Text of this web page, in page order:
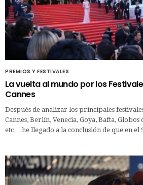
PREMIOS Y FESTIVALES
La vuelta al mundo por los
Cannes
Después de analizar los principales
Cannes, Berlín, Venecia, Goya, Bafta, Globos
etc… he llegado a la conclusión de que en el